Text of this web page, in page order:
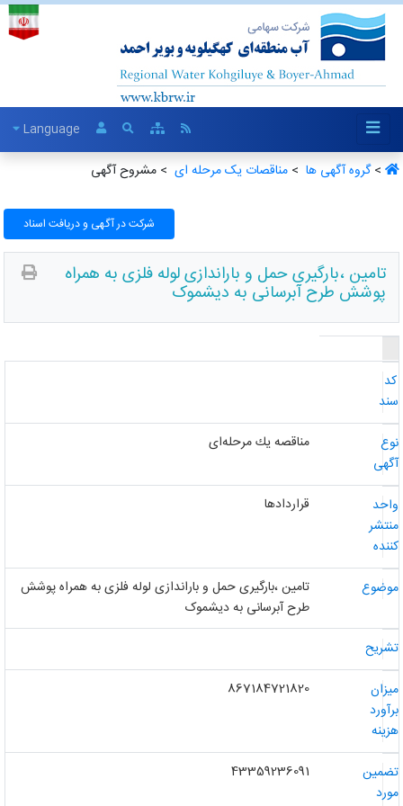
Language
>گروه آگهی ها ‏>مناقصات یک مرحله ای ‏> مشروح آگهی
شرکت در آگهی و دریافت اسناد
تامین ،بارگیری حمل و باراندازی لوله فلزی به همراه
پوشش طرح آبرسانی به دیشموک
مناقصه یك مرحله‌ای
قراردادها
تامین ،بارگیری حمل و باراندازی لوله فلزی به همراه پوشش
طرح آبرسانی به دیشموک
867184721820
43359236091